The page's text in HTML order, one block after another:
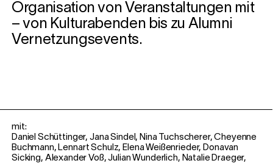
Organisation von Veranstaltungen mit
– von Kulturabenden bis zu Alumni
Vernetzungsevents.
mit:
Daniel Schüttinger, Jana Sindel, Nina Tuchscherer, Cheyenne
Buchmann, Lennart Schulz, Elena Weißenrieder, Donavan
Sicking, Alexander Voß, Julian Wunderlich, Natalie Draeger,